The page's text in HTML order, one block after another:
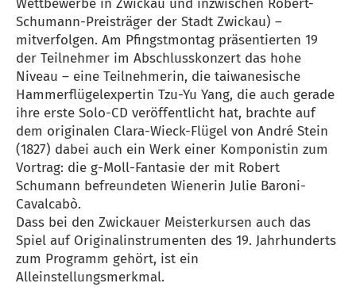
Wettbewerbe in Zwickau und inzwischen Robert-
Schumann-Preisträger der Stadt Zwickau) –
mitverfolgen. Am Pfingstmontag präsentierten 19
der Teilnehmer im Abschlusskonzert das hohe
Niveau – eine Teilnehmerin, die taiwanesische
Hammerflügelexpertin Tzu-Yu Yang, die auch gerade
ihre erste Solo-CD veröffentlicht hat, brachte auf
dem originalen Clara-Wieck-Flügel von André Stein
(1827) dabei auch ein Werk einer Komponistin zum
Vortrag: die g-Moll-Fantasie der mit Robert
Schumann befreundeten Wienerin Julie Baroni-
Cavalcabò.
Dass bei den Zwickauer Meisterkursen auch das
Spiel auf Originalinstrumenten des 19. Jahrhunderts
zum Programm gehört, ist ein
Alleinstellungsmerkmal.